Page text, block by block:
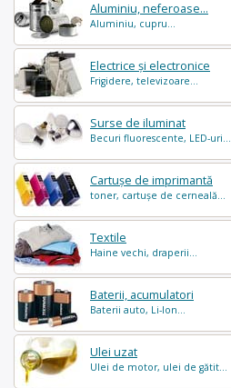
Aluminiu, neferoase...
Aluminiu, cupru...
Electrice și electronice
Frigidere, televizoare...
Surse de iluminat
Becuri fluorescente, LED-uri...
Cartușe de imprimantă
toner, cartușe de cerneală...
Textile
Haine vechi, draperii...
Baterii, acumulatori
Baterii auto, Li-Ion...
Ulei uzat
Ulei de motor, ulei de gătit...